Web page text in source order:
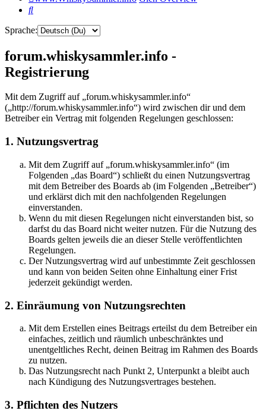
Suche
Sprache:
forum.whiskysammler.info -
Registrierung
Mit dem Zugriff auf „forum.whiskysammler.info“
(„http://forum.whiskysammler.info“) wird zwischen dir und dem
Betreiber ein Vertrag mit folgenden Regelungen geschlossen:
1. Nutzungsvertrag
Mit dem Zugriff auf „forum.whiskysammler.info“ (im
Folgenden „das Board“) schließt du einen Nutzungsvertrag
mit dem Betreiber des Boards ab (im Folgenden „Betreiber“)
und erklärst dich mit den nachfolgenden Regelungen
einverstanden.
Wenn du mit diesen Regelungen nicht einverstanden bist, so
darfst du das Board nicht weiter nutzen. Für die Nutzung des
Boards gelten jeweils die an dieser Stelle veröffentlichten
Regelungen.
Der Nutzungsvertrag wird auf unbestimmte Zeit geschlossen
und kann von beiden Seiten ohne Einhaltung einer Frist
jederzeit gekündigt werden.
2. Einräumung von Nutzungsrechten
Mit dem Erstellen eines Beitrags erteilst du dem Betreiber ein
einfaches, zeitlich und räumlich unbeschränktes und
unentgeltliches Recht, deinen Beitrag im Rahmen des Boards
zu nutzen.
Das Nutzungsrecht nach Punkt 2, Unterpunkt a bleibt auch
nach Kündigung des Nutzungsvertrages bestehen.
3. Pflichten des Nutzers